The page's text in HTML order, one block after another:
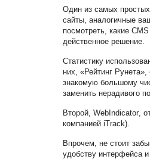
Один из самых
сайты, аналогичные
посмотреть, какие
действенное решение.
Статистику
них, «Рейтинг
знакомую большому
заменить нерадивого
Второй, WebIndicator,
компанией iTrack).
Впрочем, не стоит
удобству интерфейса